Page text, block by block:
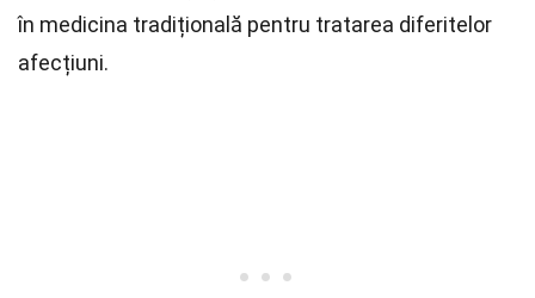
în medicina tradițională pentru tratarea diferitelor
afecțiuni.